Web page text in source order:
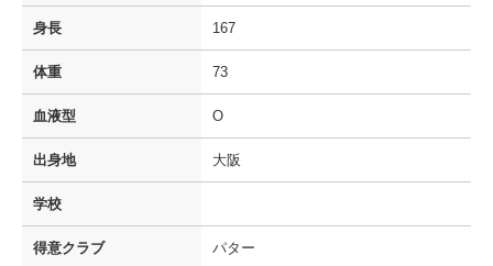
身長 167
体重 73
血液型 O
出身地 大阪
学校
得意クラブ パター